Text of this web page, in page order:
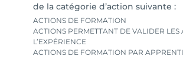
de la catégorie d’action suivante :
ACTIONS DE FORMATION
ACTIONS PERMETTANT DE VALIDER LES
L’EXPÉRIENCE
ACTIONS DE FORMATION PAR